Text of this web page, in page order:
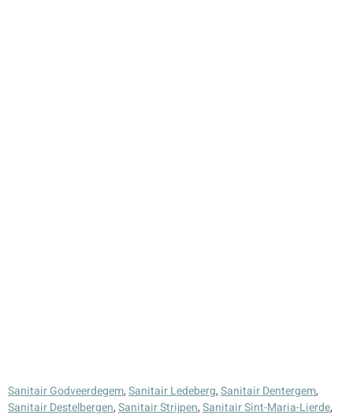
Sanitair Godveerdegem,Sanitair Ledeberg,Sanitair Dentergem,
Sanitair Destelbergen,Sanitair Strijpen,Sanitair Sint-Maria-Lierde,